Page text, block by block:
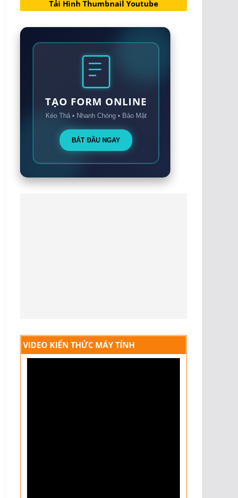
Tải Hình Thumbnail Youtube
TẠO FORM ONLINE
Kéo Thả • Nhanh Chóng • Bảo Mật
BẮT ĐẦU NGAY
VIDEO KIẾN THỨC MÁY TÍNH